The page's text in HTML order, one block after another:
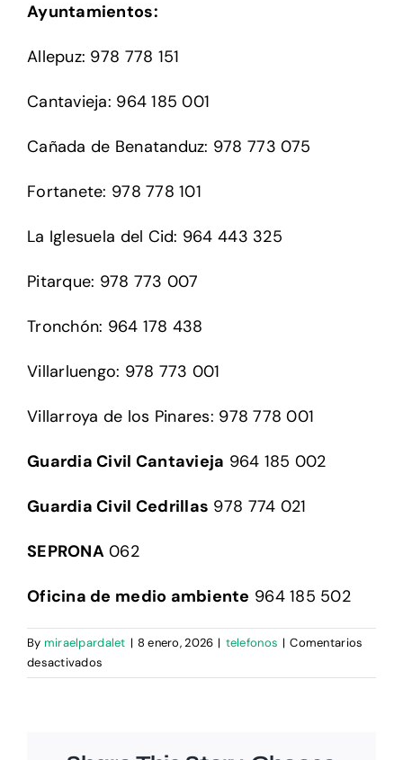
Actualidad
Contacto
Ayuntamientos:
Allepuz: 978 778 151
Cantavieja: 964 185 001
Cañada de Benatanduz: 978 773 075
Fortanete: 978 778 101
La Iglesuela del Cid: 964 443 325
Pitarque: 978 773 007
Tronchón: 964 178 438
Villarluengo: 978 773 001
Villarroya de los Pinares: 978 778 001
Guardia Civil Cantavieja 964 185 002
Guardia Civil Cedrillas 978 774 021
SEPRONA062
Oficina de medio ambiente 964 185 502
By miraelpardalet | 8 enero, 2026 | telefonos | Comentarios
desactivados
Números